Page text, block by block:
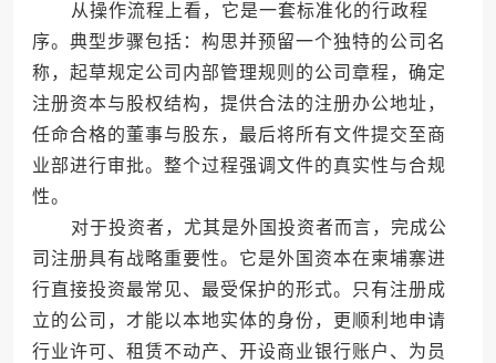
从操作流程上看，它是一套标准化的行政程
序。典型步骤包括：构思并预留一个独特的公司名
称，起草规定公司内部管理规则的公司章程，确定
注册资本与股权结构，提供合法的注册办公地址，
任命合格的董事与股东，最后将所有文件提交至商
业部进行审批。整个过程强调文件的真实性与合规
性。
对于投资者，尤其是外国投资者而言，完成公
司注册具有战略重要性。它是外国资本在柬埔寨进
行直接投资最常见、最受保护的形式。只有注册成
立的公司，才能以本地实体的身份，更顺利地申请
行业许可、租赁不动产、开设商业银行账户、为员